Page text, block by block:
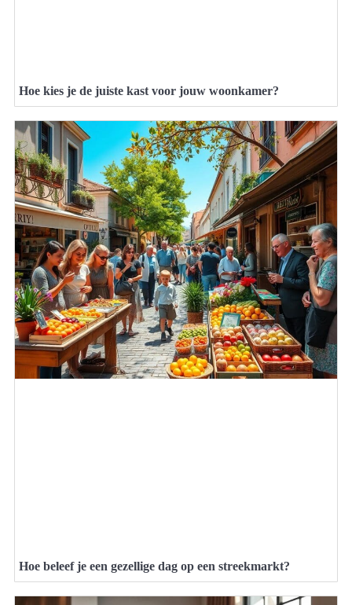
Hoe kies je de juiste kast voor jouw woonkamer?
Hoe beleef je een gezellige dag op een streekmarkt?